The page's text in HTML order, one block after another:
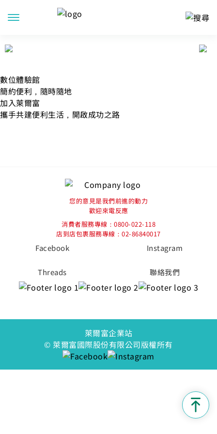
數位體驗館
簡約便利，隨時隨地
加入萊爾富
攜手共建便利生活，開啟成功之路
您的意見是我們前進的動力
歡迎來電反應
消費者服務專線：0800-022-118
店到店包裹服務專線：02-86840017
Facebook Instagram
Threads 聯絡我們
萊爾富企業站
© 萊爾富國際股份有限公司版權所有